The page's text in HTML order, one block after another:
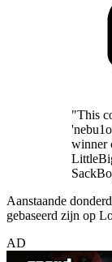
"This
winner
Aanstaande
gebaseerd zijn op
AD